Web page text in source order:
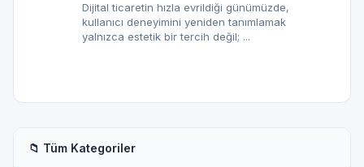
📁 Tüm Kategoriler
Dijital ticaretin hızla evrildiği günümüzde,
kullanıcı deneyimini yeniden tanımlamak
yalnızca estetik bir tercih değil; ...